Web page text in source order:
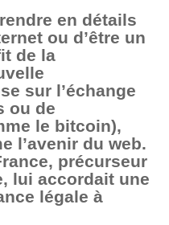
en détails
ou d’être un
de la
sur l’échange
ou de
le bitcoin),
l’avenir du web.
précurseur
lui accordait une
légale à